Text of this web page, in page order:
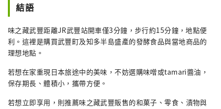
結語
味之藏武豐距離JR武豐站開車僅3分鐘，步行約15分鐘，地點便
利。這裡是購買武豐町及知多半島盛產的發酵食品與當地商品的
理想地點。
若想在家重現日本旅途中的美味，不妨選購味噌或tamari醬油，
保存期長、體積小，攜帶方便。
若想立即享用，則推薦味之藏武豐販售的和菓子、零食、漬物與